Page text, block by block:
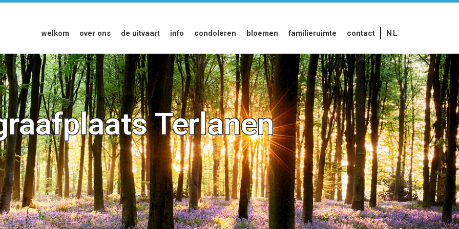
welkom over ons de uitvaart info condoleren bloemen familieruimte contact NL
Terlanen